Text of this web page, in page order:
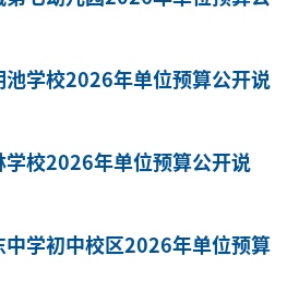
学校2026年单位预算公开说
校2026年单位预算公开说
学初中校区2026年单位预算